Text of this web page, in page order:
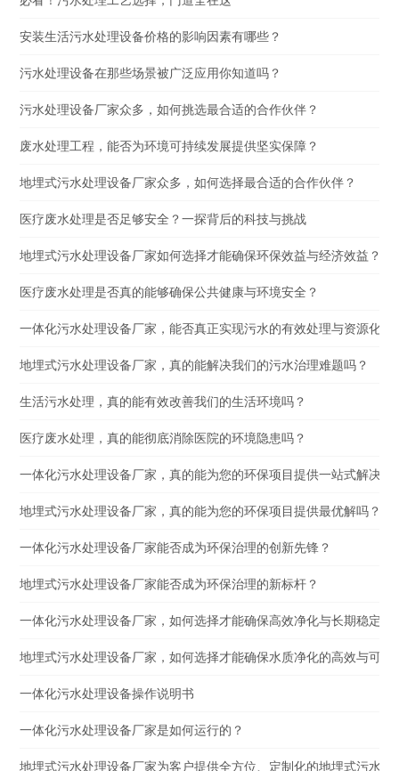
安装生活污水处理设备价格的影响因素有哪些？
污水处理设备在那些场景被广泛应用你知道吗？
污水处理设备厂家众多，如何挑选最合适的合作伙伴？
废水处理工程，能否为环境可持续发展提供坚实保障？
地埋式污水处理设备厂家众多，如何选择最合适的合作伙伴？
医疗废水处理是否足够安全？一探背后的科技与挑战
地埋式污水处理设备厂家如何选择才能确保环保效益与经济效益？
医疗废水处理是否真的能够确保公共健康与环境安全？
一体化污水处理设备厂家，能否真正实现污水的有效处理与资源化利
地埋式污水处理设备厂家，真的能解决我们的污水治理难题吗？
生活污水处理，真的能有效改善我们的生活环境吗？
医疗废水处理，真的能彻底消除医院的环境隐患吗？
一体化污水处理设备厂家，真的能为您的环保项目提供一站式解决方
地埋式污水处理设备厂家，真的能为您的环保项目提供最优解吗？
一体化污水处理设备厂家能否成为环保治理的创新先锋？
地埋式污水处理设备厂家能否成为环保治理的新标杆？
一体化污水处理设备厂家，如何选择才能确保高效净化与长期稳定运
地埋式污水处理设备厂家，如何选择才能确保水质净化的高效与可靠
一体化污水处理设备操作说明书
一体化污水处理设备厂家是如何运行的？
地埋式污水处理设备厂家为客户提供全方位、定制化的地埋式污水处